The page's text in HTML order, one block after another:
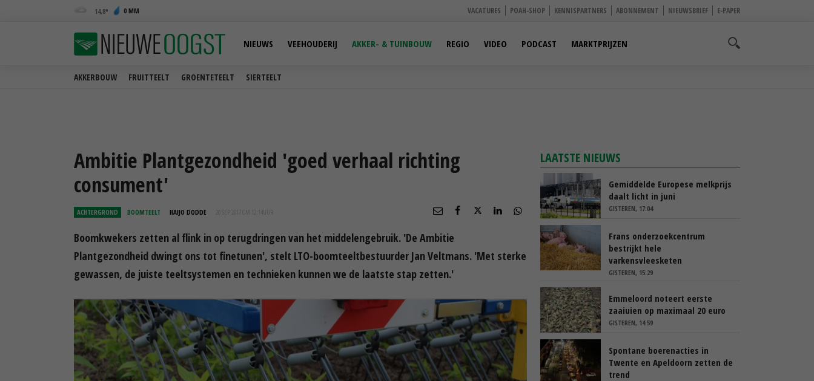
14,8 0 MM VACATURES POAH-SHOP KENNISPARTNERS ABONNEMENT NIEUWSBRIEF E-PAPER
AKKERBOUW FRUITTEELT GROENTETEELT SIERTEELT
NIEUWS VEEHOUDERIJ AKKER- & TUINBOUW REGIO VIDEO PODCAST MARKTPRIJZEN
Ambitie Plantgezondheid 'goed verhaal richting
consument'
ACHTERGROND BOOMTEELT HAIJO DODDE 20 SEP 2017 OM 12:14
Boomkwekers zetten al flink in op terugdringen van het middelengebruik. 'De Ambitie
Plantgezondheid dwingt ons tot finetunen', stelt LTO-boomteeltbestuurder Jan Veltmans. 'Met sterke
gewassen, de juiste teeltsystemen en technieken kunnen we de laatste stap zetten.'
LAATSTE NIEUWS
Gemiddelde Europese melkprijs
daalt licht in juni
GISTEREN, 17:04
Frans onderzoekcentrum
bestrijkt hele
varkensvleesketen
GISTEREN, 15:29
Emmeloord noteert eerste
zaaiuien op maximaal 20 euro
GISTEREN, 14:59
Spontane boerenacties in
Twente en Apeldoorn zetten de
trend